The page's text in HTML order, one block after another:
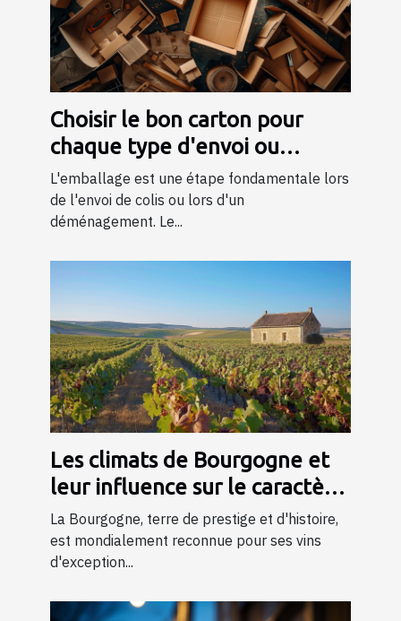
Choisir le bon carton pour
chaque type d'envoi ou
déménagement
L'emballage est une étape fondamentale lors
de l'envoi de colis ou lors d'un
déménagement. Le...
Les climats de Bourgogne et
leur influence sur le caractère
du vin
La Bourgogne, terre de prestige et d'histoire,
est mondialement reconnue pour ses vins
d'exception...